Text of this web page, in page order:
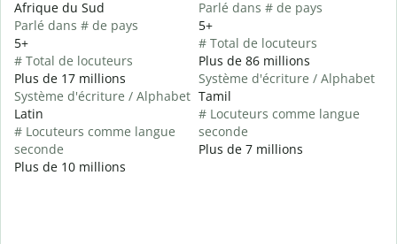
Afrique du Sud
Parlé dans # de pays
5+
# Total de locuteurs
Plus de 17 millions
Système d'écriture / Alphabet
Latin
# Locuteurs comme langue
seconde
Plus de 10 millions
Parlé dans # de pays
5+
# Total de locuteurs
Plus de 86 millions
Système d'écriture / Alphabet
Tamil
# Locuteurs comme langue
seconde
Plus de 7 millions